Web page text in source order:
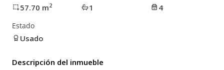
57.70 m2 1 4
Estado
Usado
Descripción del inmueble